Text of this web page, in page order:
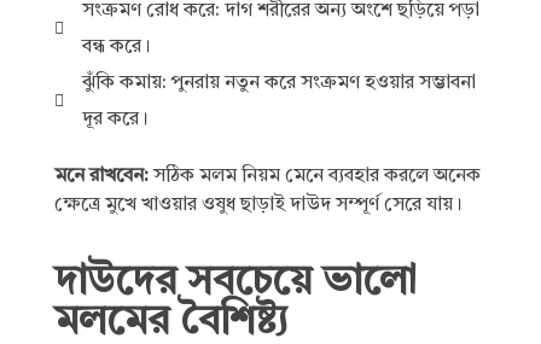
সংক্রমণ রোধ করে: দাগ শরীরের অন্য অংশে ছড়িয়ে পড়া
বন্ধ করে।
ঝুঁকি কমায়: পুনরায় নতুন করে সংক্রমণ হওয়ার সম্ভাবনা
দূর করে।
মনে রাখবেন:সঠিক মলম নিয়ম মেনে ব্যবহার করলে অনেক
ক্ষেত্রে মুখে খাওয়ার ওষুধ ছাড়াই দাউদ সম্পূর্ণ সেরে যায়।
দাউদের সবচেয়ে ভালো
মলমের বৈশিষ্ট্য